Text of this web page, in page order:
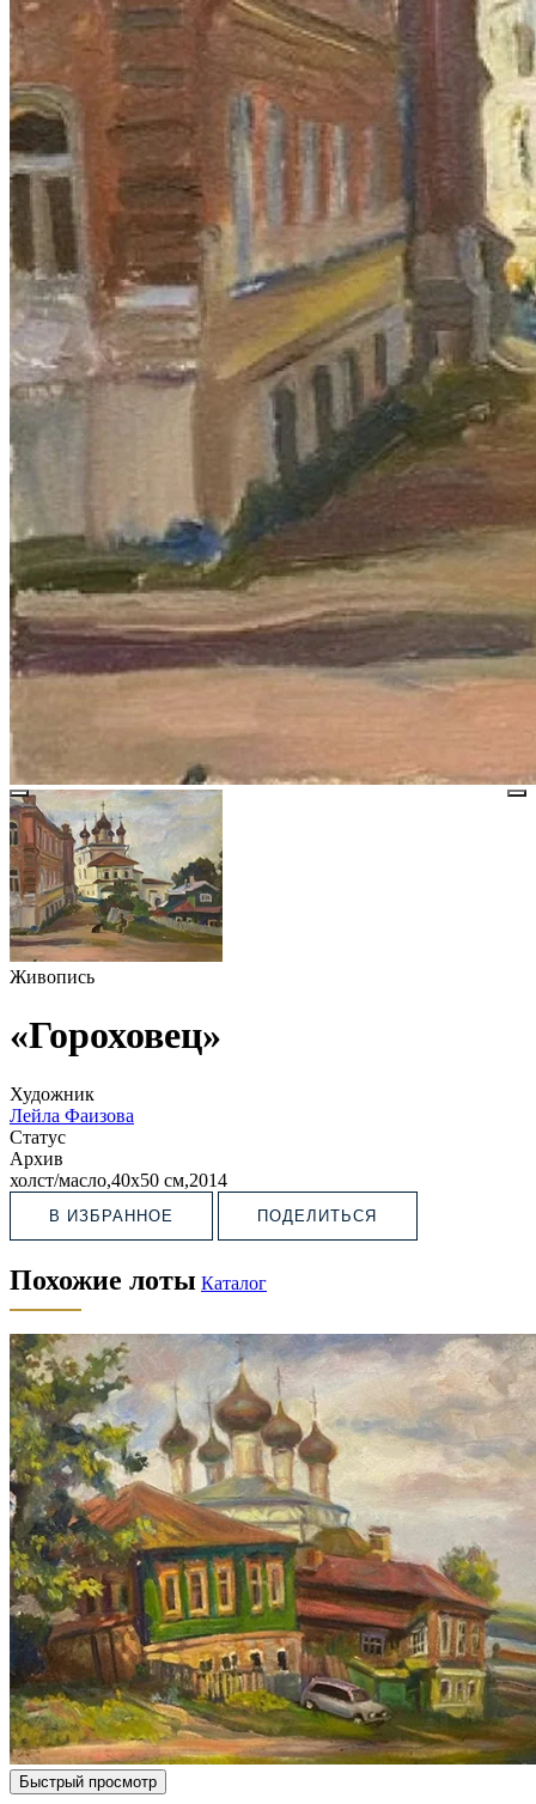
Живопись
«Гороховец»
Художник
Лейла Фаизова
Статус
Архив
холст/масло,40х50 см,2014
В ИЗБРАННОЕ ПОДЕЛИТЬСЯ
Похожие лоты Каталог
Быстрый просмотр